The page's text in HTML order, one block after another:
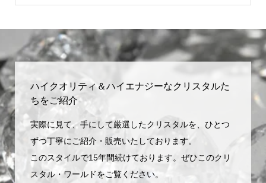
ハイクオリティ＆ハイエナジーなクリスタルた
ちをご紹介
実際に見て、手にして厳選したクリスタルを、ひとつ
ずつ丁寧にご紹介・販売いたしております。
このスタイルで15年間続けております。ぜひこのクリ
スタル・ワールドをご覧ください。